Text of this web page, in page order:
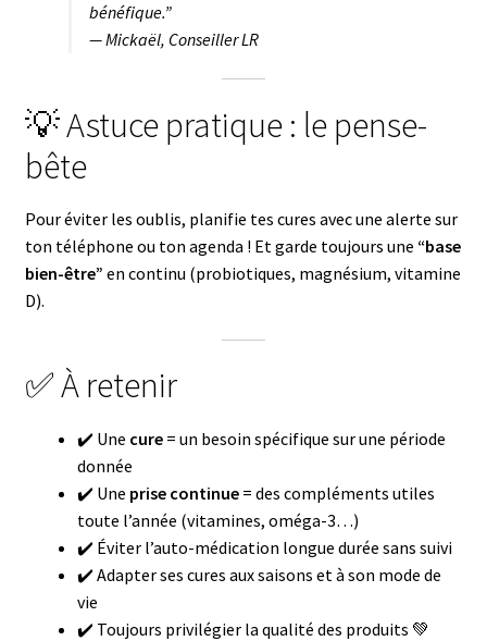
bénéfique.”
— Mickaël, Conseiller LR
💡 Astuce pratique : le pense-
bête
Pour éviter les oublis, planifie tes cures avec une alerte sur
ton téléphone ou ton agenda ! Et garde toujours une “base
bien-être” en continu (probiotiques, magnésium, vitamine
D).
✅ À retenir
✔️ Une cure= un besoin spécifique sur une période
donnée
✔️ Une prise continue= des compléments utiles
toute l’année (vitamines, oméga-3…)
✔️ Éviter l’auto-médication longue durée sans suivi
✔️ Adapter ses cures aux saisons et à son mode de
vie
✔️ Toujours privilégier la qualité des produits 💚